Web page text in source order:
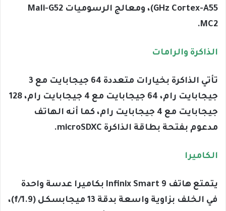
GHz Cortex-A55)، ومعالج الرسوميات Mali-G52
MC2.
الذاكرة والرامات
تأتي الذاكرة بخيارات متعددة 64 جيجابايت مع 3
جيجابايت رام، 64 جيجابايت مع 4 جيجابايت رام، 128
جيجابايت مع 4 جيجابايت رام، كما أنه الهاتف
مدعوم بفتحة بطاقة الذاكرة microSDXC.
الكاميرا
يتمتع هاتف Infinix Smart 9 بكاميرا عدسة واحدة
في الخلف بزاوية واسعة بدقة 13 ميجابسكل (f/1.9)،